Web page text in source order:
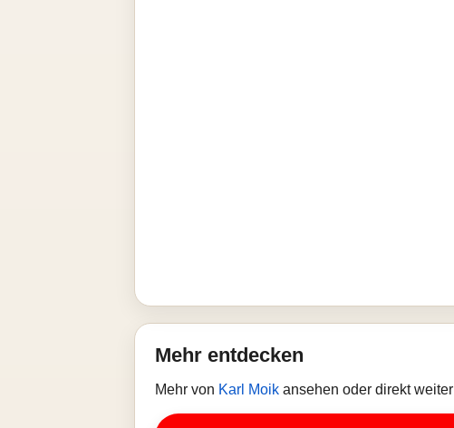
Mehr entdecken
Mehr von Karl Moik ansehen oder direkt weiter